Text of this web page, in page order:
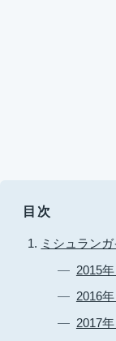
目次
ミシュラン
2015
2016
2017